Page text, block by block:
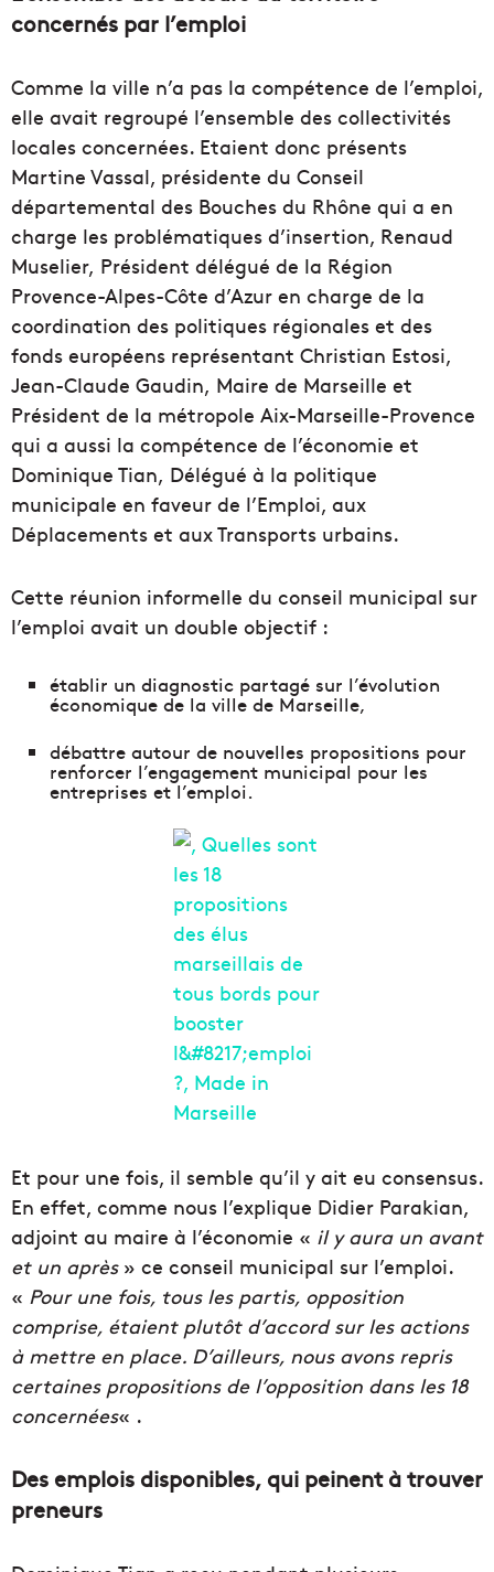
concernés par l’emploi
Comme la ville n’a pas la compétence de l’emploi,
elle avait regroupé l’ensemble des collectivités
locales concernées. Etaient donc présents
Martine Vassal, présidente du Conseil
départemental des Bouches du Rhône qui a en
charge les problématiques d’insertion, Renaud
Muselier, Président délégué de la Région
Provence-Alpes-Côte d’Azur en charge de la
coordination des politiques régionales et des
fonds européens représentant Christian Estosi,
Jean-Claude Gaudin, Maire de Marseille et
Président de la métropole Aix-Marseille-Provence
qui a aussi la compétence de l’économie et
Dominique Tian, Délégué à la politique
municipale en faveur de l’Emploi, aux
Déplacements et aux Transports urbains.
Cette réunion informelle du conseil municipal sur
l’emploi avait un double objectif :
établir un diagnostic partagé sur l’évolution
économique de la ville de Marseille,
débattre autour de nouvelles propositions pour
renforcer l’engagement municipal pour les
entreprises et l’emploi.
Et pour une fois, il semble qu’il y ait eu consensus.
En effet, comme nous l’explique Didier Parakian,
adjoint au maire à l’économie « il y aura un avant
et un après» ce conseil municipal sur l’emploi.
« Pour une fois, tous les partis, opposition
comprise, étaient plutôt d’accord sur les actions
à mettre en place. D’ailleurs, nous avons repris
certaines propositions de l’opposition dans les 18
concernées« .
Des emplois disponibles, qui peinent à trouver
preneurs